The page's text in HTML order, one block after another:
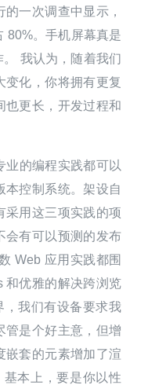
一次调查中显示，
80%。手机屏幕真是
我认为，随着我们
变化，你将拥有更复
也更长，开发过程和
业的编程实践都可以
本控制系统。架设自
采用这三项实践的项
会有可以预测的发布
Web 应用实践都围
和优雅的解决跨浏览
，我们有设备要求我
管是个好主意，但增
嵌套的元素增加了渲
本上，要是你以性